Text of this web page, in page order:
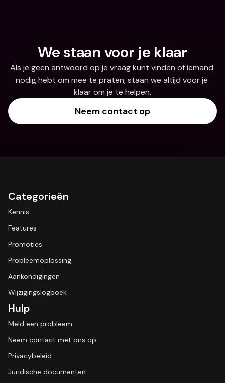
We staan voor je klaar
Als je geen antwoord op je vraag kunt vinden of iemand
nodig hebt om mee te praten, staan we altijd voor je
klaar om je te helpen.
Neem contact op
Categorieën
Kennis
Features
Promoties
Probleemoplossing
Aankondigingen
Wijzigingslogboek
Hulp
Meld een probleem
Neem contact met ons op
Privacybeleid
Juridische documenten